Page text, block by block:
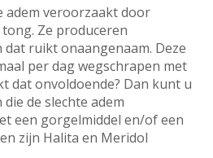
adem veroorzaakt door
Ze produceren
ruikt onaangenaam. Deze
per dag wegschrapen met
dat onvoldoende? Dan kunt u
de slechte adem
een gorgelmiddel en/of een
zijn Halita en Meridol